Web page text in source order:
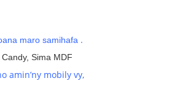
maro samihafa .
Sima MDF
amin’ny mobily vy,